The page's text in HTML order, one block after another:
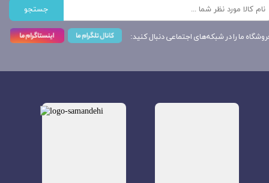
جستجو
ما را در شبکه‌های اجتماعی دنبال کنید: